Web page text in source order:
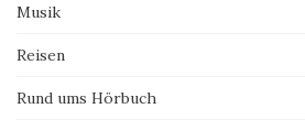
Musik
Reisen
Rund ums Hörbuch